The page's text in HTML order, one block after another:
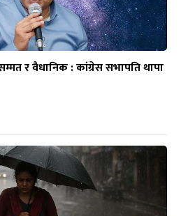
र वैधानिक : कांग्रेस सभापति थापा